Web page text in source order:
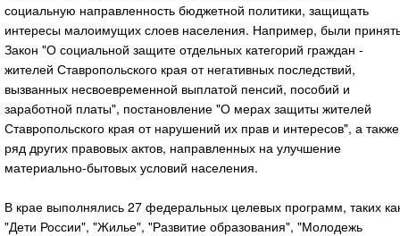
социальную направленность бюджетной политики, защищать
интересы малоимущих слоев населения. Например, были
Закон "О социальной защите отдельных категорий граждан -
жителей Ставропольского края от негативных последствий,
вызванных несвоевременной выплатой пенсий, пособий и
заработной платы", постановление "О мерах защиты жителей
Ставропольского края от нарушений их прав и интересов", а также
ряд других правовых актов, направленных на улучшение
материально-бытовых условий населения.
В крае выполнялись 27 федеральных целевых программ, таких
"Дети России", "Жилье", "Развитие образования", "Молодежь